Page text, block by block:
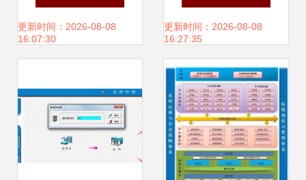
专业计算机系统服
更新时间：2026-08-08
16:07:30
机上门服务、预付
款系统、安装清灰
全解析
更新时间：2026-08-08
16:27:35